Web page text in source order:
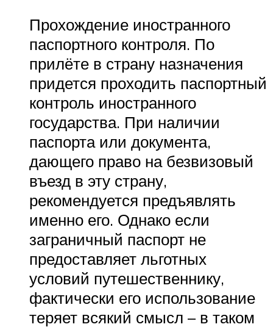
Прохождение иностранного
паспортного контроля. По
прилёте в страну назначения
придется проходить паспортный
контроль иностранного
государства. При наличии
паспорта или документа,
дающего право на безвизовый
въезд в эту страну,
рекомендуется предъявлять
именно его. Однако если
заграничный паспорт не
предоставляет льготных
условий путешественнику,
фактически его использование
теряет всякий смысл – в таком